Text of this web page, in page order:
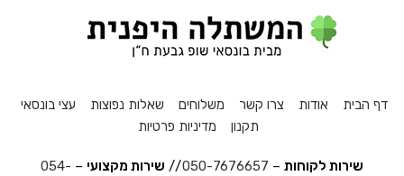
דף הבית אודות צרו קשר משלוחים שאלות נפוצות
עצי בונסאי
תקנון
מדיניות פרטיות
שירות לקוחות –
050-7676657
// שירות מקצועי –
054-